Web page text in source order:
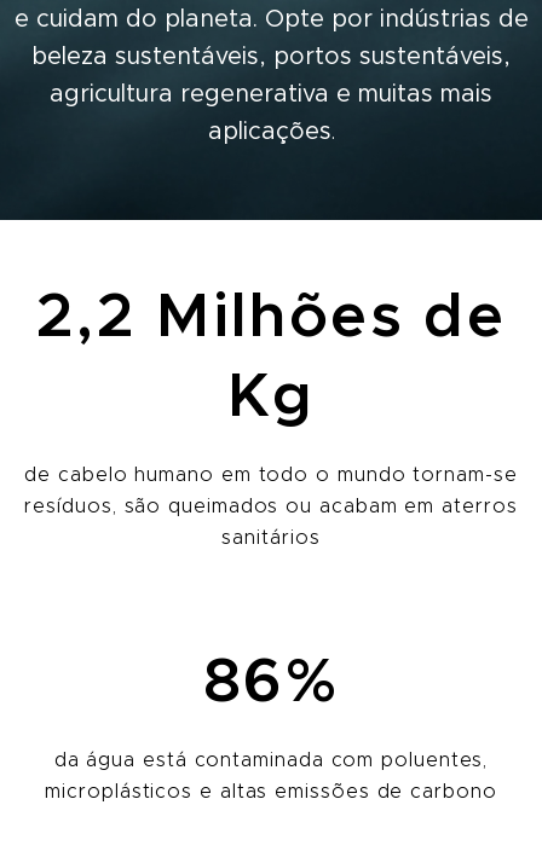
e cuidam do planeta. Opte por indústrias de
beleza sustentáveis, portos sustentáveis,
agricultura regenerativa e muitas mais
aplicações.
2,2 Milhões de
Kg
de cabelo humano em todo o mundo tornam-se
resíduos, são queimados ou acabam em aterros
sanitários
86%
da água está contaminada com poluentes,
microplásticos e altas emissões de carbono